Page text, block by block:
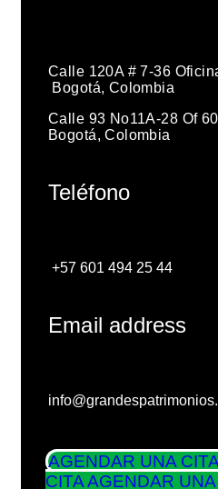
Calle 120A # 7-36
Bogotá, Colombia
Calle 93 No11A-28 Of
Bogotá, Colombia
Teléfono
+57 601 494 25 44
Email address
AGENDAR UNA CITA
CITAAGENDAR